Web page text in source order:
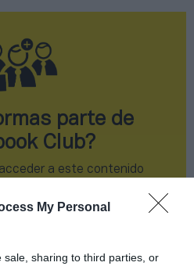
My Personal
sale, sharing to third parties, or
parte de
Club?
a este contenido
Inicia sesión